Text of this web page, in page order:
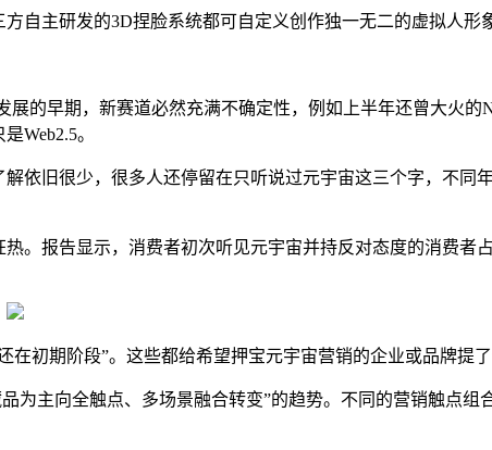
主研发的3D捏脸系统都可自定义创作独一无二的虚拟人形
的早期，新赛道必然充满不确定性，例如上半年还曾大火的
Web2.5。
依旧很少，很多人还停留在只听说过元宇宙这三个字，不同
报告显示，消费者初次听见元宇宙并持反对态度的消费者占
初期阶段”。这些都给希望押宝元宇宙营销的企业或品牌提
为主向全触点、多场景融合转变”的趋势。不同的营销触点